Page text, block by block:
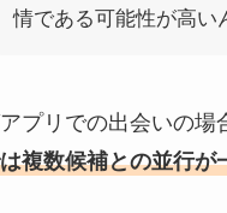
情である可能性が高い
プリでの出会いの場
複数候補との並行が